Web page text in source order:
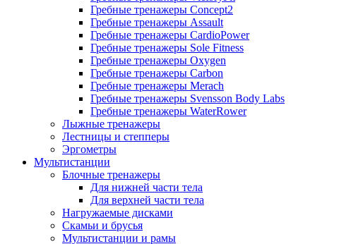
Гребные тренажеры Concept2
Гребные тренажеры Assault
Гребные тренажеры CardioPower
Гребные тренажеры Sole Fitness
Гребные тренажеры Oxygen
Гребные тренажеры Carbon
Гребные тренажеры Merach
Гребные тренажеры Svensson Body Labs
Гребные тренажеры WaterRower
Лыжные тренажеры
Лестницы и степперы
Эргометры
Мультистанции
Блочные тренажеры
Для нижней части тела
Для верхней части тела
Нагружаемые дисками
Скамьи и брусья
Мультистанции и рамы